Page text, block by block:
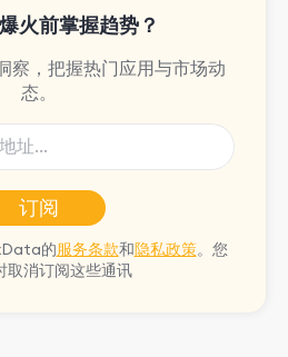
火前掌握趋势？
察，把握热门应用与市场动
态。
订阅
的服务条款和隐私政策。您
取消订阅这些通讯